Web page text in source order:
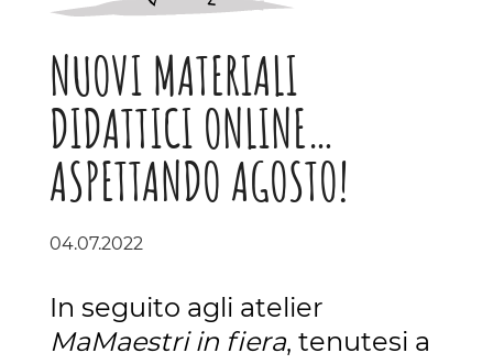
NUOVI MATERIALI
DIDATTICI ONLINE…
ASPETTANDO AGOSTO!
04.07.2022
In seguito agli atelier
MaMaestri in fiera, tenutesi a